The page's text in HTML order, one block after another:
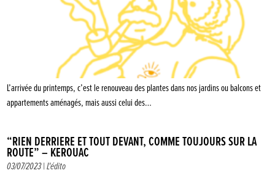
L’arrivée du printemps, c’est le renouveau des plantes dans nos jardins ou balcons et
appartements aménagés, mais aussi celui des…
“RIEN DERRIÈRE ET TOUT DEVANT, COMME TOUJOURS SUR LA
ROUTE” – KEROUAC
03/07/2023 |L'édito